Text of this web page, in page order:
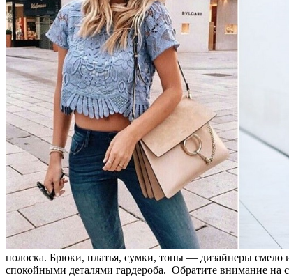
полоска. Брюки, платья, сумки, топы — дизайнеры смело
спокойными деталями гардероба. Обратите внимание